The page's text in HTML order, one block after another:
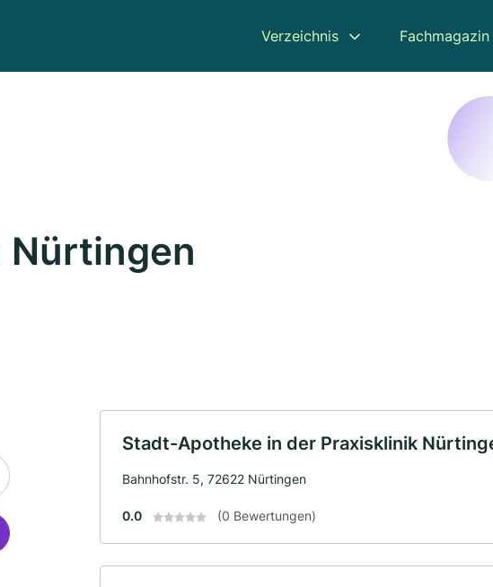
Verzeichnis Fachmagazin
Nürtingen
Stadt-Apotheke in der Praxisklinik
Bahnhofstr. 5, 72622 Nürtingen
0.0 (0 Bewertungen)